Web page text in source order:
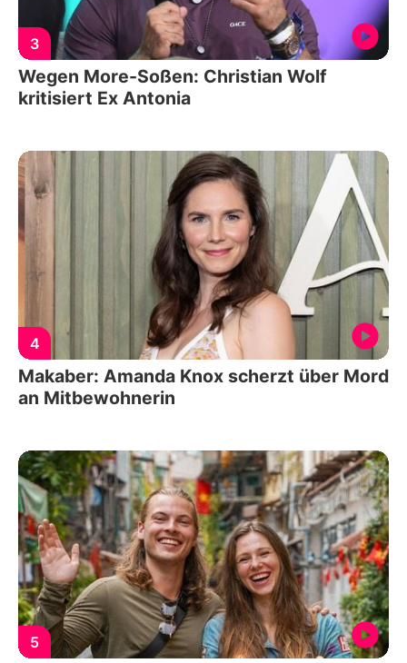
3
Wegen More-Soßen: Christian Wolf
kritisiert Ex Antonia
4
Makaber: Amanda Knox scherzt über Mord
an Mitbewohnerin
5